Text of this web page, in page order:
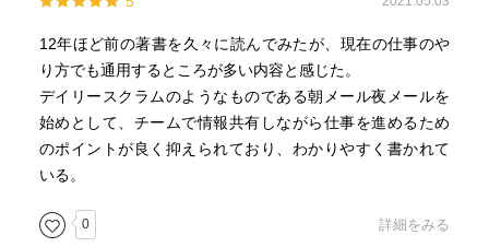
12年ほど前の著書を久々に読んでみたが、現在の仕事のや
り方でも通用するところが多い内容と感じた。
デイリースクラムのようなものである朝メール夜メールを
始めとして、チームで情報共有しながら仕事を進めるため
のポイントが良く抑えられており、わかりやすく書かれて
いる。
0 詳細をみる